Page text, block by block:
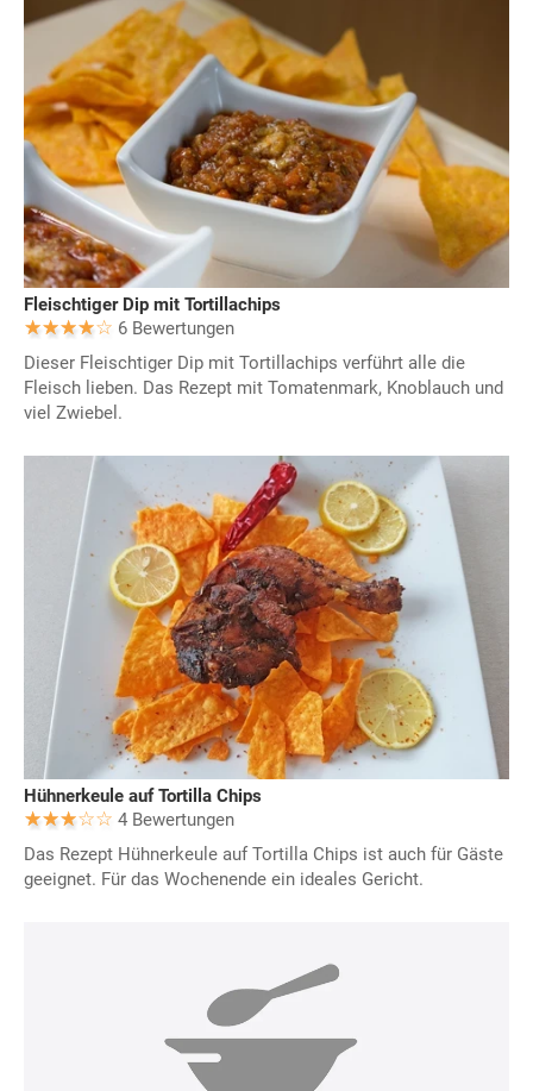
Fleischtiger Dip mit Tortillachips
6 Bewertungen
Dieser Fleischtiger Dip mit Tortillachips verführt alle die
Fleisch lieben. Das Rezept mit Tomatenmark, Knoblauch und
viel Zwiebel.
Hühnerkeule auf Tortilla Chips
4 Bewertungen
Das Rezept Hühnerkeule auf Tortilla Chips ist auch für Gäste
geeignet. Für das Wochenende ein ideales Gericht.